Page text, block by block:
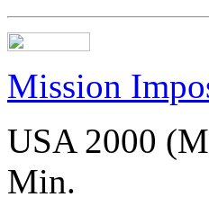
Mission
USA 2000
Min.